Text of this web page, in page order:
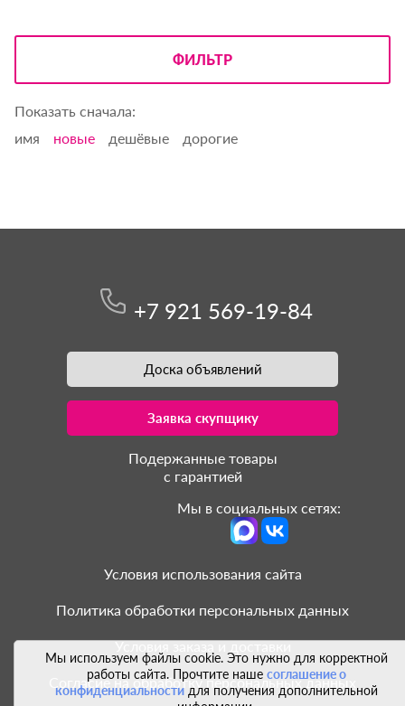
ФИЛЬТР
Показать сначала:
имя
новые дешёвые дорогие
Мы используем файлы cookie. Это нужно для корректной
работы сайта. Прочтите наше соглашение о
конфиденциальностидля получения дополнительной
+7 921 569-19-84
Доска объявлений
Заявка скупщику
Подержанные товары
с гарантией
Мы в социальных сетях:
Условия использования сайта
Политика обработки персональных данных
Условия заказа и доставки
Согласие на обработку персональных данных